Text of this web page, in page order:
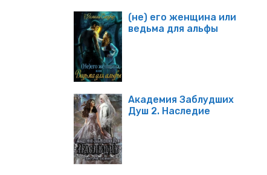
(не) его женщина или
ведьма для альфы
Академия Заблудших
Душ 2. Наследие